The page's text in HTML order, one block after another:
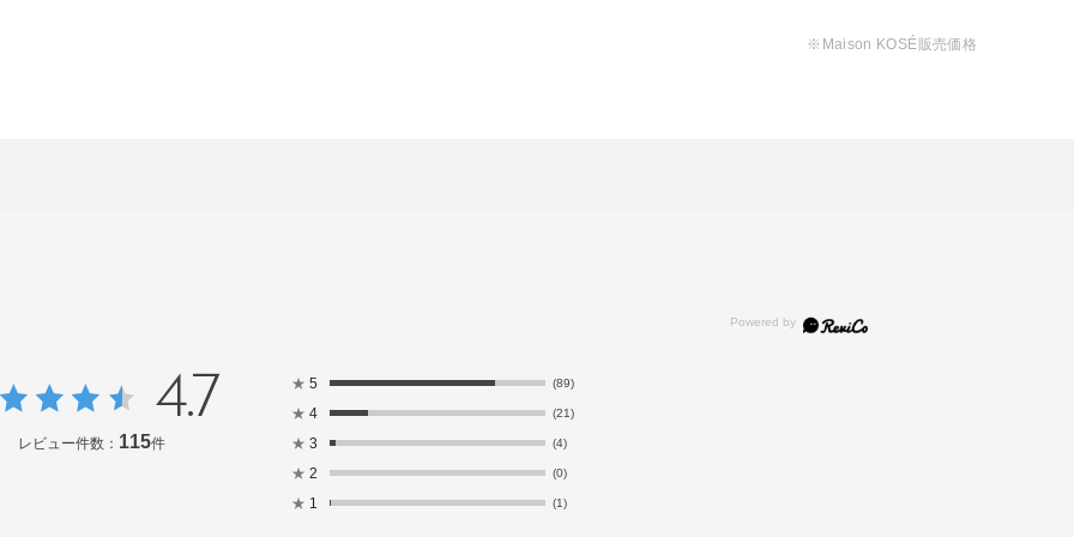
※Maison KOSÉ販売価格
4.7
レビュー件数： 115件
★ 5 (89)
★ 4 (21)
★ 3 (4)
★ 2 (0)
★ 1 (1)